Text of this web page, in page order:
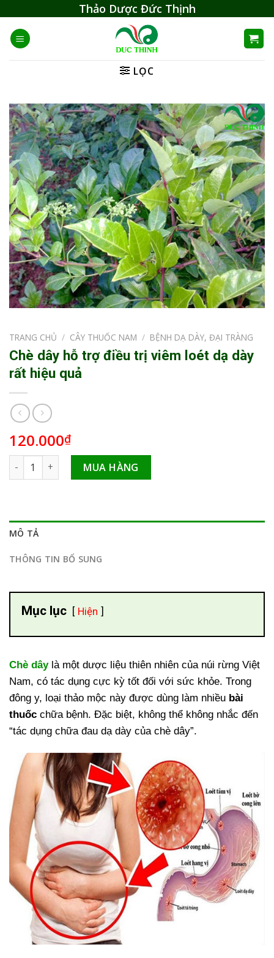
content
Thảo Dược Đức Thịnh
LỌC
TRANG CHỦ / CÂY THUỐC NAM / BỆNH DẠ DÀY, ĐẠI TRÀNG
Chè dây hỗ trợ điều trị viêm loét dạ dày
rất hiệu quả
120.000₫
Chè dây hỗ trợ điều trị viêm loét dạ dày rất hiệu quả số
MUA HÀNG
MÔ TẢ
THÔNG TIN BỔ SUNG
Mục lục Hiện
Chè dâylà một dược liệu thiên nhiên của núi rừng Việt
Nam, có tác dụng cực kỳ tốt đối với sức khỏe. Trong
đông y, loại thảo mộc này được dùng làm nhiều bài
thuốc chữa bệnh. Đặc biệt, không thể không nhắc đến
“tác dụng chữa đau dạ dày của chè dây”.